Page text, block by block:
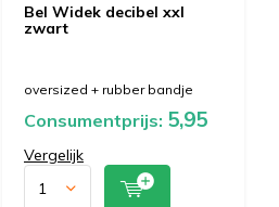
Bel Widek decibel xxl
zwart
oversized + rubber bandje
Consumentprijs: 5,95
Vergelijk